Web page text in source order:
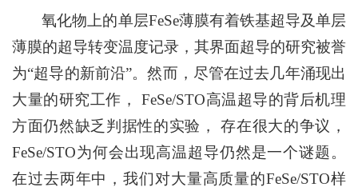
氧化物上的单层FeSe薄膜有着铁基超导及单层
薄膜的超导转变温度记录，其界面超导的研究被誉
为“超导的新前沿”。然而，尽管在过去几年涌现出
大量的研究工作， FeSe/STO高温超导的背后机理
方面仍然缺乏判据性的实验， 存在很大的争议，
FeSe/STO为何会出现高温超导仍然是一个谜题。
在过去两年中，我们对大量高质量的FeSe/STO样